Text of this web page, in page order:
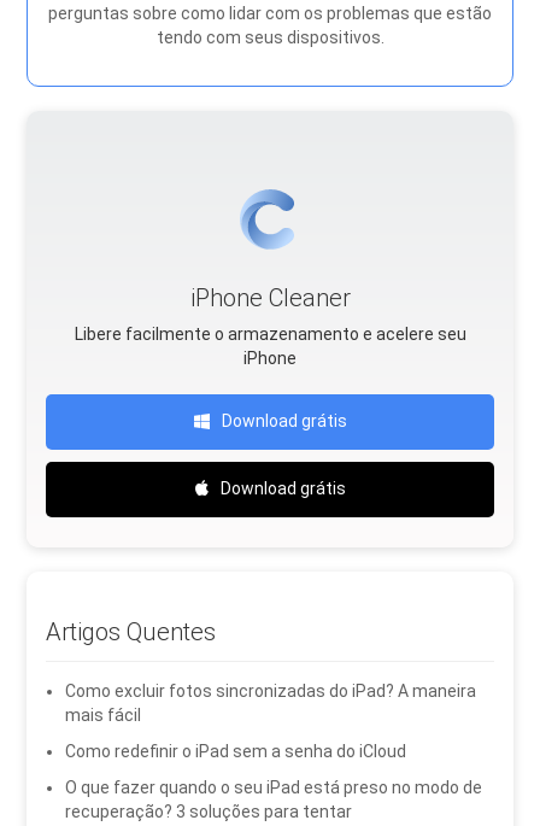
perguntas sobre como lidar com os problemas que estão
tendo com seus dispositivos.
iPhone Cleaner
Libere facilmente o armazenamento e acelere seu
iPhone
Download grátis
Download grátis
Artigos Quentes
Como excluir fotos sincronizadas do iPad? A maneira
mais fácil
Como redefinir o iPad sem a senha do iCloud
O que fazer quando o seu iPad está preso no modo de
recuperação? 3 soluções para tentar